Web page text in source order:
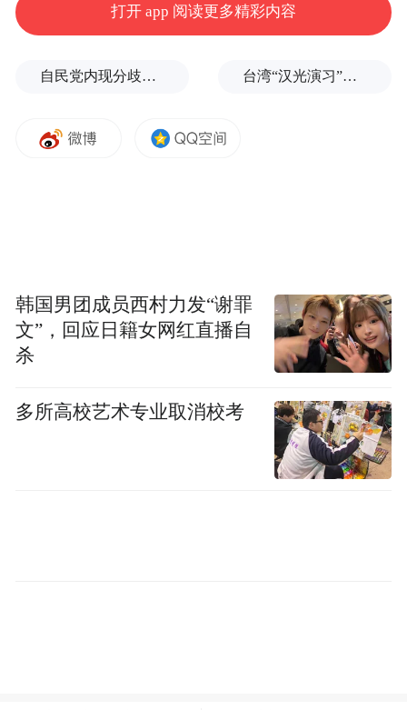
技术及服务，共同开拓网络安全市场。此次
战略联盟，不仅是双方实力的汇合，更是深
层理念的共振、核心价值的交融。相信双方
以共同的决心与信念，以领先的科技力量，
可以守护好数字化世界的每一道防线，共同
打开 app 阅读更多精彩内容
自民党内现分歧，不少对华友好议员疏远高市内阁 台湾“汉光演习”在淡水河口设防，声称怕台北被突袭
韩国男团成员西村力发“谢罪
文”，回应日籍女网红直播自
杀
多所高校艺术专业取消校考